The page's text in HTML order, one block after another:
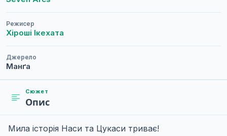
Режисер
Хіроші Ікехата
Джерело
Манґа
Сюжет
Опис
Мила історія Наси та Цукаси триває!